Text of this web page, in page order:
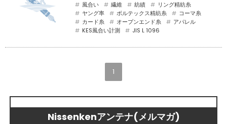
風合い 繊維 紡績
リング精紡糸
ヤング率
ボルテックス精紡糸
コーマ糸
カード糸
オープンエンド糸
アパレル
KES風合い計測
JIS L 1096
1
Nissenkenアンテナ(メルマガ)